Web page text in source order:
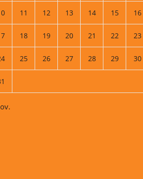
11 12 13 14 15 16
18 19 20 21 22 23
25 26 27 28 29 30